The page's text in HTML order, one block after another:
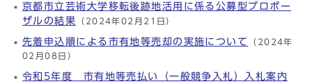
京都市立芸術大学移転後跡地活用に係る公募型プロポー
ザルの結果
（2024年02月21日）
先着申込順による市有地等売却の実施について （2024年
02月08日）
令和5年度 市有地等売払い（一般競争入札）入札案内